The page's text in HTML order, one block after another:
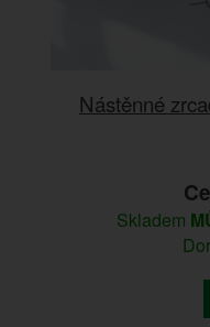
Nástěnné
Skladem